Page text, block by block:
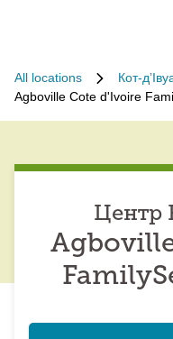
All locations Кот-
Agboville Cote d'Ivoire
Центр